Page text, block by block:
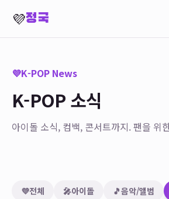
💜정국
💜K-POP News
K-POP 소식
아이돌 소식, 컴백, 콘서트까지. 팬을 위
💜전체 🎤아이돌 🎵음악/앨범